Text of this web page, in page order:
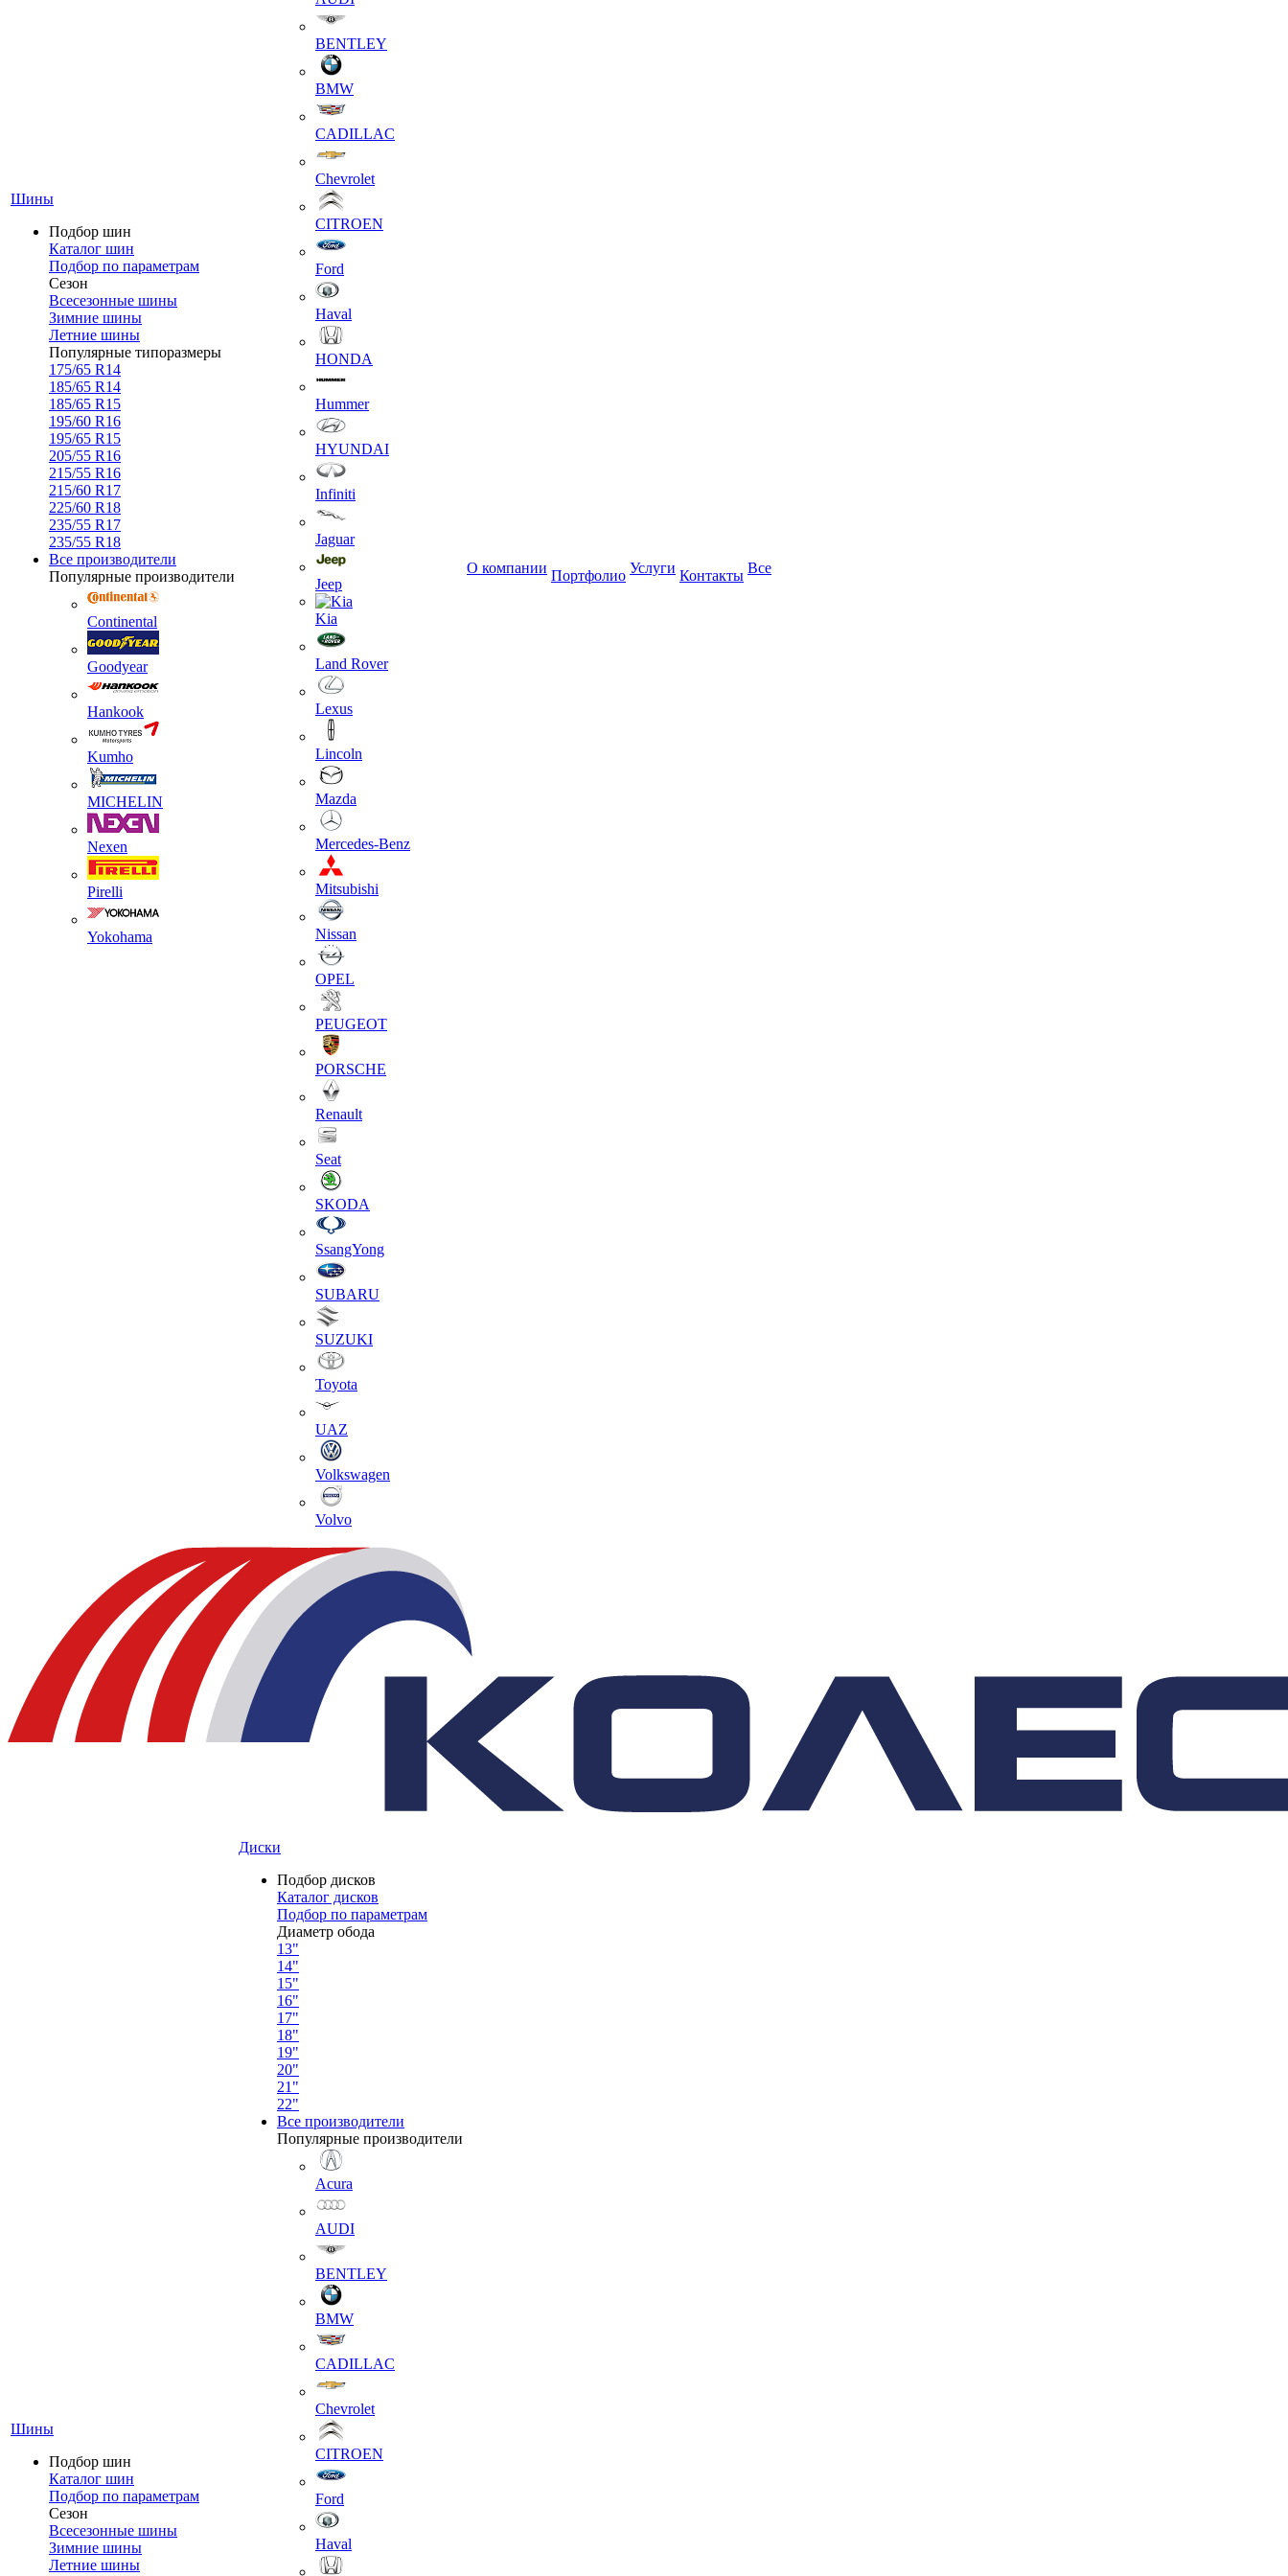
Шины
Подбор шин
Каталог шин
Подбор по параметрам
Сезон
Всесезонные шины
Зимние шины
Летние шины
Популярные типоразмеры
175/65 R14
185/65 R14
185/65 R15
195/60 R16
195/65 R15
205/55 R16
215/55 R16
215/60 R17
225/60 R18
235/55 R17
235/55 R18
Все производители
Популярные производители
Continental
Goodyear
Hankook
Kumho
MICHELIN
Nexen
Pirelli
Yokohama
BENTLEY
BMW
CADILLAC
Chevrolet
CITROEN
Ford
Haval
HONDA
Hummer
HYUNDAI
Infiniti
Jaguar
Jeep
Kia
Land Rover
Lexus
Lincoln
Mazda
Mercedes-Benz
Mitsubishi
Nissan
OPEL
PEUGEOT
PORSCHE
Renault
Seat
SKODA
SsangYong
SUBARU
SUZUKI
Toyota
UAZ
Volkswagen
Volvo
О компании Портфолио Услуги Контакты Все
Шины
Подбор шин
Каталог шин
Подбор по параметрам
Сезон
Всесезонные шины
Зимние шины
Летние шины
Диски
Подбор дисков
Каталог дисков
Подбор по параметрам
Диаметр обода
13"
14"
15"
16"
17"
18"
19"
20"
21"
22"
Все производители
Популярные производители
Acura
AUDI
BENTLEY
BMW
CADILLAC
Chevrolet
CITROEN
Ford
Haval